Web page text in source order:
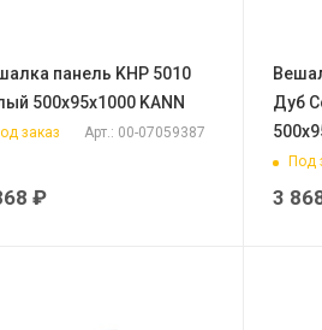
панель KHP 5010
500х95х1000 KANN
заказ Арт.: 00-07059387
₽
Дуб
Под
3